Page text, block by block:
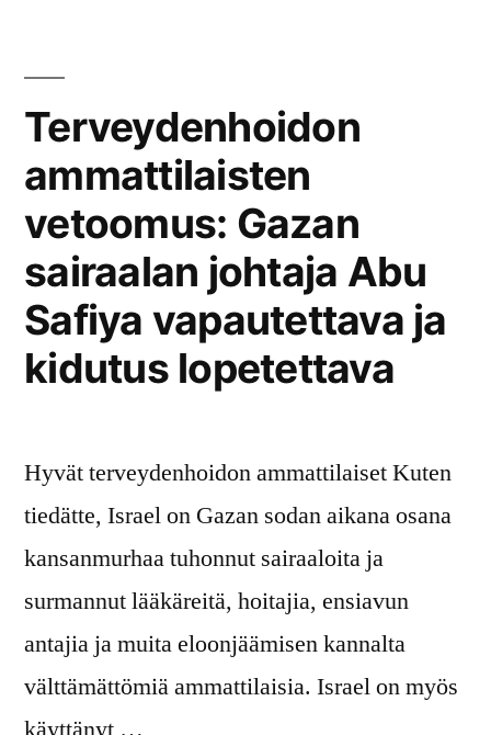
kanssa
on
lopetettava
ja
puolustusministeri
Antti
Häkkäsen
erottava”
Terveydenhoidon
ammattilaisten
vetoomus: Gazan
sairaalan johtaja Abu
Safiya vapautettava ja
kidutus lopetettava
Hyvät terveydenhoidon ammattilaiset Kuten
tiedätte, Israel on Gazan sodan aikana osana
kansanmurhaa tuhonnut sairaaloita ja
surmannut lääkäreitä, hoitajia, ensiavun
antajia ja muita eloonjäämisen kannalta
välttämättömiä ammattilaisia. Israel on myös